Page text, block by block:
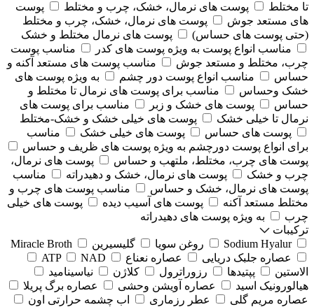
تا مختلط
پوست های نرمال، خشک، چرب و مختلط
پوست
های مستعد جوش
پوست های نرمال، خشک، چرب و مختلط
(حتی پوست های حساس)
پوست های نرمال مختلط و خشک
مناسب انواع پوست به ویژه پوست های کدر
مناسب پوست
چرب، مختلط و مستعد جوش
مناسب پوست های مستعد آکنه و
حساس
مناسب انواع پوست دور چشم
به ویژه پوست های
خشک وحساس
مناسب برای پوست های نرمال تا مختلط و
حساس
پوست های خشک و زبر
مناسب برای پوست های
نرمال تا خیلی خشک
پوست های خیلی خشک و خشک-مختلط
پوست های حساس
پوست های خیلی خشک
مناسب
برای انواع پوست دورچشم به ویژه پوست های ظریف و حساس
پوست های چرب، مختلط، ملتهب و حساس
پوست های نرمال،
چرب و خشک
پوست های نرمال، خشک و دهیدراته
مناسب
پوست های نرمال، خشک و حساس
مناسب پوست های چرب و
مختلط مستعد آکنه
پوست های آسیب دیده
پوست های خیلی
چرب
به ویژه پوست های دهیدراته
ترکیبات
Sodium Hyalur
روغن سویا گلیسیرین
Miracle Broth
عصاره جلبک دریایی
عصاره نعناع ATP
NAD
الاستین
پپتیدها رزوراترول کلاژن
⁠نیاسینامید
هیالورونیک اسید
عصاره آویشن وحشی
عصاره برگ پریلا
عصاره مریم گلی
عطر رزماری
اب چشمه حرارتی اون